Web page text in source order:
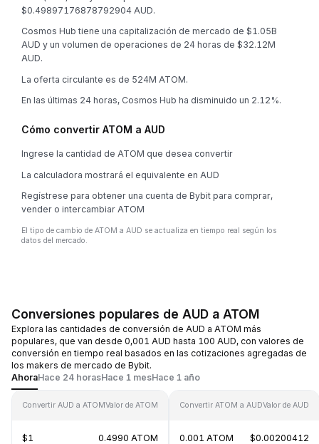
$0.49897176878792904 AUD.
Cosmos Hub tiene una capitalización de mercado de $1.05B
AUD y un volumen de operaciones de 24 horas de $32.12M
AUD.
La oferta circulante es de 524M ATOM.
En las últimas 24 horas, Cosmos Hub ha disminuido un 2.12%.
Cómo convertir ATOM a AUD
Ingrese la cantidad de ATOM que desea convertir
La calculadora mostrará el equivalente en AUD
Regístrese para obtener una cuenta de Bybit para comprar,
vender o intercambiar ATOM
El tipo de cambio de ATOM a AUD se actualiza en tiempo real según los
datos del mercado.
Conversiones populares de AUD a ATOM
Explora las cantidades de conversión de AUD a ATOM más
populares, que van desde 0,001 AUD hasta 100 AUD, con valores de
conversión en tiempo real basados en las cotizaciones agregadas de
los makers de mercado de Bybit.
AhoraHace 24 horasHace 1 mesHace 1 año
Convertir AUD a ATOMValor de ATOM
$1 0.4990 ATOM
Convertir ATOM a AUDValor de AUD
0.001 ATOM $0.00200412